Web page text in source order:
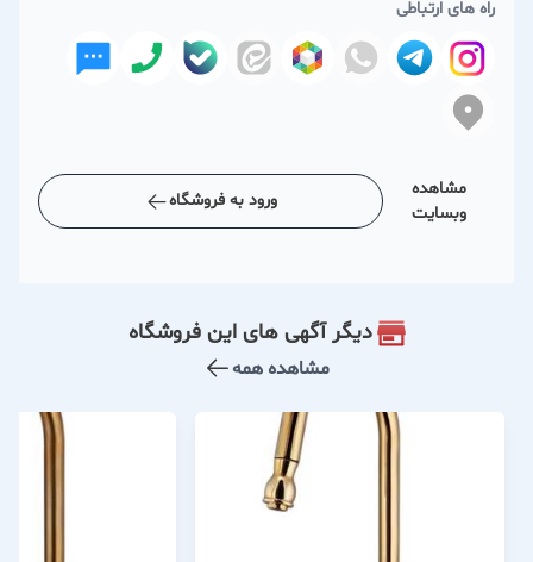
راه های ارتباطی
مشاهده
وبسایت
ورود به فروشگاه
دیگر آگهی های این فروشگاه
مشاهده همه